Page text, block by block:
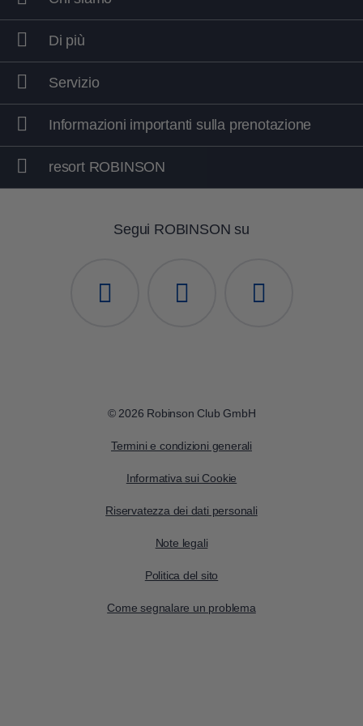
camere moderne, nuovo design di Plaza
CLUB SOMA BAY:tutte le camere e i
bagni rinnovati e rnuovo design di
restaurante
CLUB AMADÉ
CLUB LANDSKRON
Di più
Servizio
Informazioni importanti sulla prenotazione
resort ROBINSON
Segui ROBINSON su
© 2026 Robinson Club GmbH
Termini e condizioni generali
Informativa sui Cookie
Riservatezza dei dati personali
Note legali
Politica del sito
Come segnalare un problema